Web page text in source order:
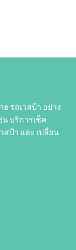
รถเวสป้า อย่าง
บริการเช็ค
สป้า และ เปลี่ยน